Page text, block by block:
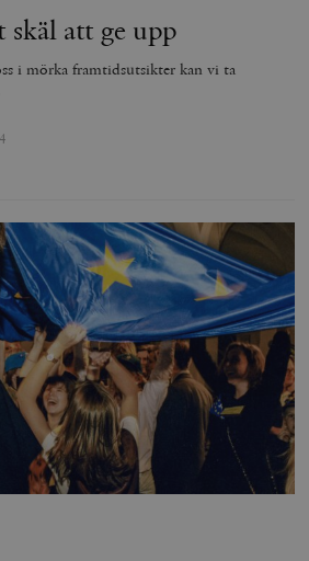
att ge upp
i mörka framtidsutsikter kan vi ta